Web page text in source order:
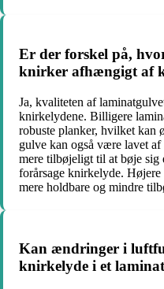
Er der forskel på,
knirker afhængigt af
Ja, kvaliteten af
knirkelydene. Billigere
robuste planker, hvilket kan
gulve kan også være lavet
mere tilbøjeligt til at bøje sig
forårsage knirkelyde.
mere holdbare og mindre
Kan ændringer i
knirkelyde i et